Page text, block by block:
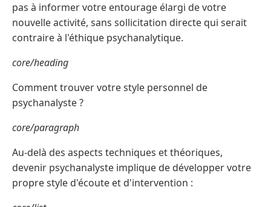
pas à informer votre entourage élargi de votre
nouvelle activité, sans sollicitation directe qui serait
contraire à l'éthique psychanalytique.
core/heading
Comment trouver votre style personnel de
psychanalyste ?
core/paragraph
Au-delà des aspects techniques et théoriques,
devenir psychanalyste implique de développer votre
propre style d'écoute et d'intervention :